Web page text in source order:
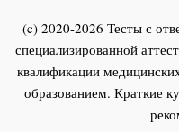
(c) 2020-2026 Тесты с
специализированной
квалификации
образованием. Краткие